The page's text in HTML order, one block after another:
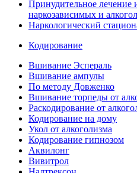
Принудительное лечение
наркозависимых и
Наркологический
Кодирование
Вшивание Эспераль
Вшивание ампулы
По методу Довженко
Вшивание торпеды от
Раскодирование от
Кодирование на дому
Укол от алкоголизма
Кодирование гипнозом
Аквилонг
Вивитрол